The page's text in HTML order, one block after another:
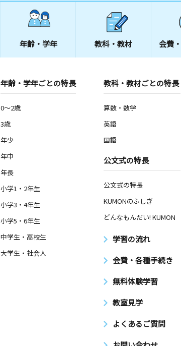
年齢・学年 教科・教材 会費・
年齢・学年ごとの特長
0～2歳
3歳
年少
年中
年長
小学1・2年生
小学3・4年生
小学5・6年生
中学生・高校生
大学生・社会人
教科・教材ごとの特長
算数・数学
英語
国語
公文式の特長
公文式の特長
KUMONのふしぎ
どんなもんだい! KUMON
学習の流れ
会費・各種手続き
無料体験学習
教室見学
よくあるご質問